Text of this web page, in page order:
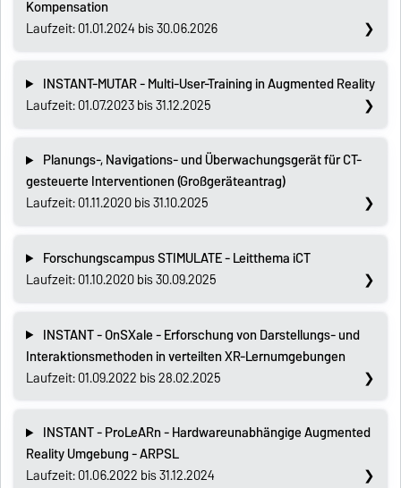
Kompensation
Laufzeit: 01.01.2024 bis 30.06.2026
INSTANT-MUTAR - Multi-User-Training in Augmented Reality
Laufzeit: 01.07.2023 bis 31.12.2025
Planungs-, Navigations- und Überwachungsgerät für CT-
gesteuerte Interventionen (Großgeräteantrag)
Laufzeit: 01.11.2020 bis 31.10.2025
Forschungscampus STIMULATE - Leitthema iCT
Laufzeit: 01.10.2020 bis 30.09.2025
INSTANT - OnSXale - Erforschung von Darstellungs- und
Interaktionsmethoden in verteilten XR-Lernumgebungen
Laufzeit: 01.09.2022 bis 28.02.2025
INSTANT - ProLeARn - Hardwareunabhängige Augmented
Reality Umgebung - ARPSL
Laufzeit: 01.06.2022 bis 31.12.2024